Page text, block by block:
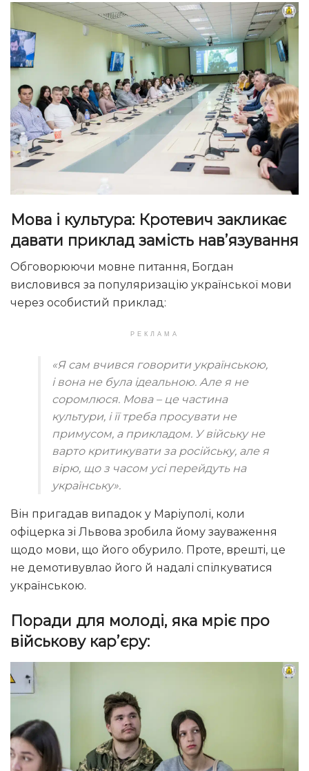
Мова і культура: Кротевич закликає
давати приклад замість нав’язування
Обговорюючи мовне питання, Богдан
висловився за популяризацію української мови
через особистий приклад:
РЕКЛАМА
«Я сам вчився говорити українською,
і вона не була ідеальною. Але я не
соромлюся. Мова – це частина
культури, і її треба просувати не
примусом, а прикладом. У війську не
варто критикувати за російську, але я
вірю, що з часом усі перейдуть на
українську».
Він пригадав випадок у Маріуполі, коли
офіцерка зі Львова зробила йому зауваження
щодо мови, що його обурило. Проте, врешті, це
не демотивувлао його й надалі спілкуватися
українською.
Поради для молоді, яка мріє про
військову кар’єру: